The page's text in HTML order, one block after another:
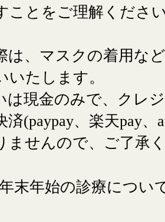
ことをご理解くださ
は、マスクの着用な
いたします。
は現金のみで、クレ
(paypay、楽天pay、
ませんので、ご了承
末年始の診療につい